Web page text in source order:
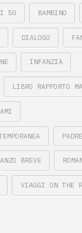
50 BAMBINO
DIALOGO
INFANZIA
LIBRO RAPPORTO
BREVE
VIAGGI ON THE